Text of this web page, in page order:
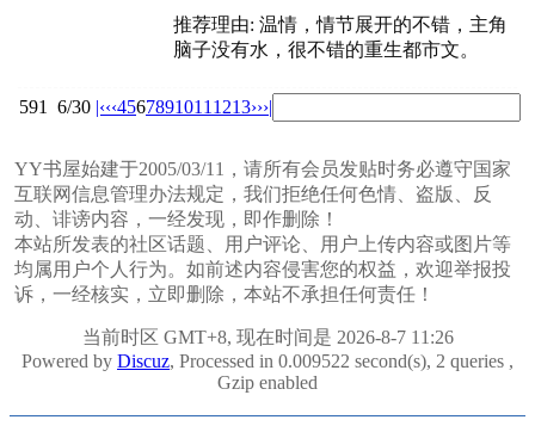
推荐理由: 温情，情节展开的不错，主角
脑子没有水，很不错的重生都市文。
591 6/30 |‹‹‹4567891011 1213›››|
YY书屋始建于2005/03/11，请所有会员发贴时务必遵守国家
互联网信息管理办法规定，我们拒绝任何色情、盗版、反
动、诽谤内容，一经发现，即作删除！
本站所发表的社区话题、用户评论、用户上传内容或图片等
均属用户个人行为。如前述内容侵害您的权益，欢迎举报投
诉，一经核实，立即删除，本站不承担任何责任！
当前时区 GMT+8, 现在时间是 2026-8-7 11:26
Powered by Discuz, Processed in 0.009522 second(s), 2 queries ,
Gzip enabled